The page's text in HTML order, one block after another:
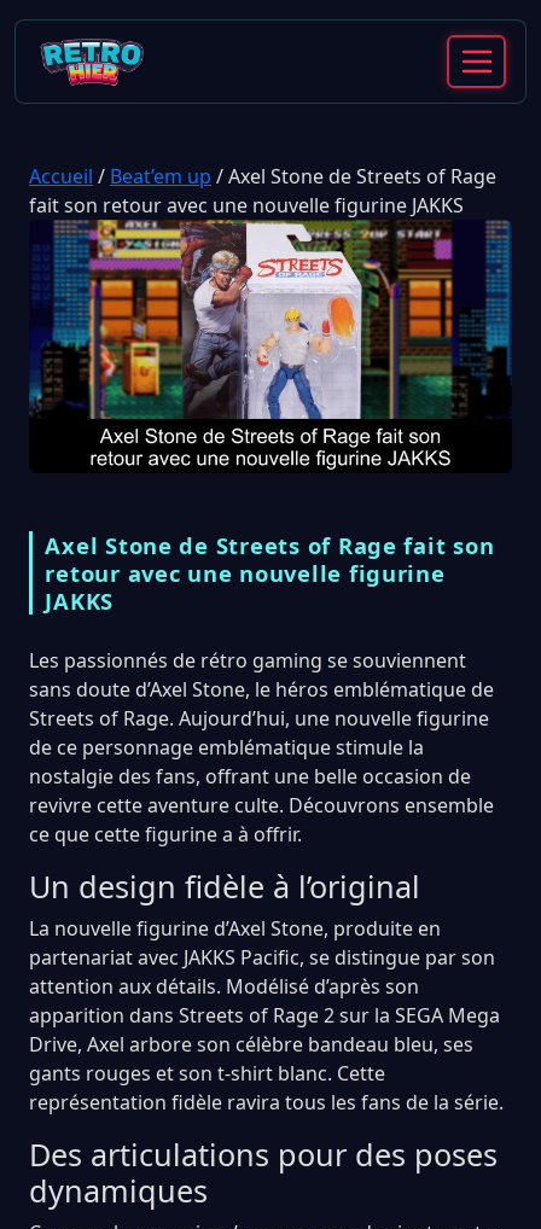
Accueil / Beat’em up /Axel Stone de Streets of Rage
fait son retour avec une nouvelle figurine JAKKS
Axel Stone de Streets of Rage fait son
retour avec une nouvelle figurine
JAKKS
Les passionnés de rétro gaming se souviennent
sans doute d’Axel Stone, le héros emblématique de
Streets of Rage. Aujourd’hui, une nouvelle figurine
de ce personnage emblématique stimule la
nostalgie des fans, offrant une belle occasion de
revivre cette aventure culte. Découvrons ensemble
ce que cette figurine a à offrir.
Un design fidèle à l’original
La nouvelle figurine d’Axel Stone, produite en
partenariat avec JAKKS Pacific, se distingue par son
attention aux détails. Modélisé d’après son
apparition dans Streets of Rage 2 sur la SEGA Mega
Drive, Axel arbore son célèbre bandeau bleu, ses
gants rouges et son t-shirt blanc. Cette
représentation fidèle ravira tous les fans de la série.
Des articulations pour des poses
dynamiques